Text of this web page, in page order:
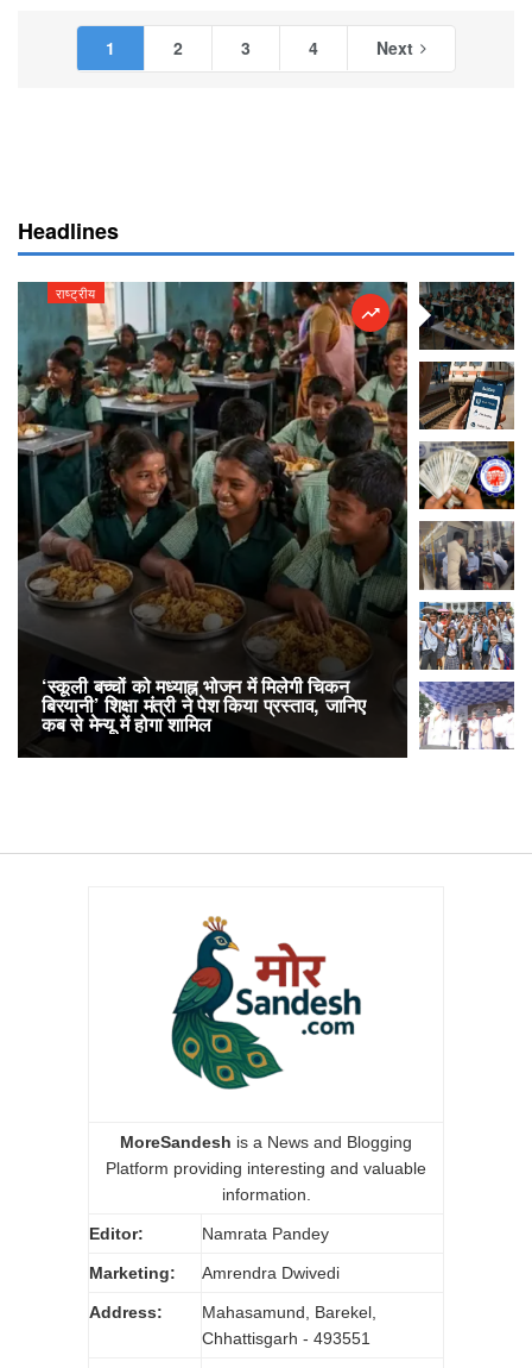
1 2 3 4 Next
Headlines
राष्ट्रीय
‘स्कूली बच्चों को मध्याह्न भोजन में मिलेगी चिकन
बिरयानी’ शिक्षा मंत्री ने पेश किया प्रस्ताव, जानिए
कब से मेन्यू में होगा शामिल
राष्ट्रीय
RailOne
लोकप्रिय,
अनारक्षित
MoreSandesh is a News and Blogging
Platform providing interesting and valuable
information.
Editor: Namrata Pandey
Marketing: Amrendra Dwivedi
Address:
Mahasamund, Barekel,
Chhattisgarh - 493551